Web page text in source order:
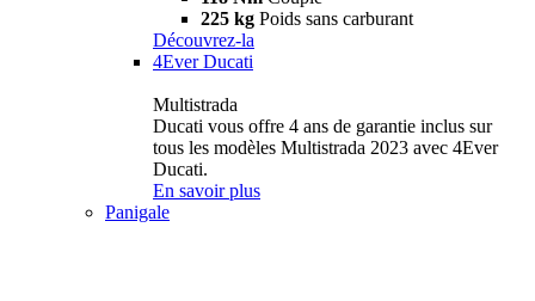
225 kg Poids sans carburant
Découvrez-la
4Ever Ducati
Multistrada
Ducati vous offre 4 ans de garantie inclus sur
tous les modèles Multistrada 2023 avec 4Ever
Ducati.
En savoir plus
Panigale